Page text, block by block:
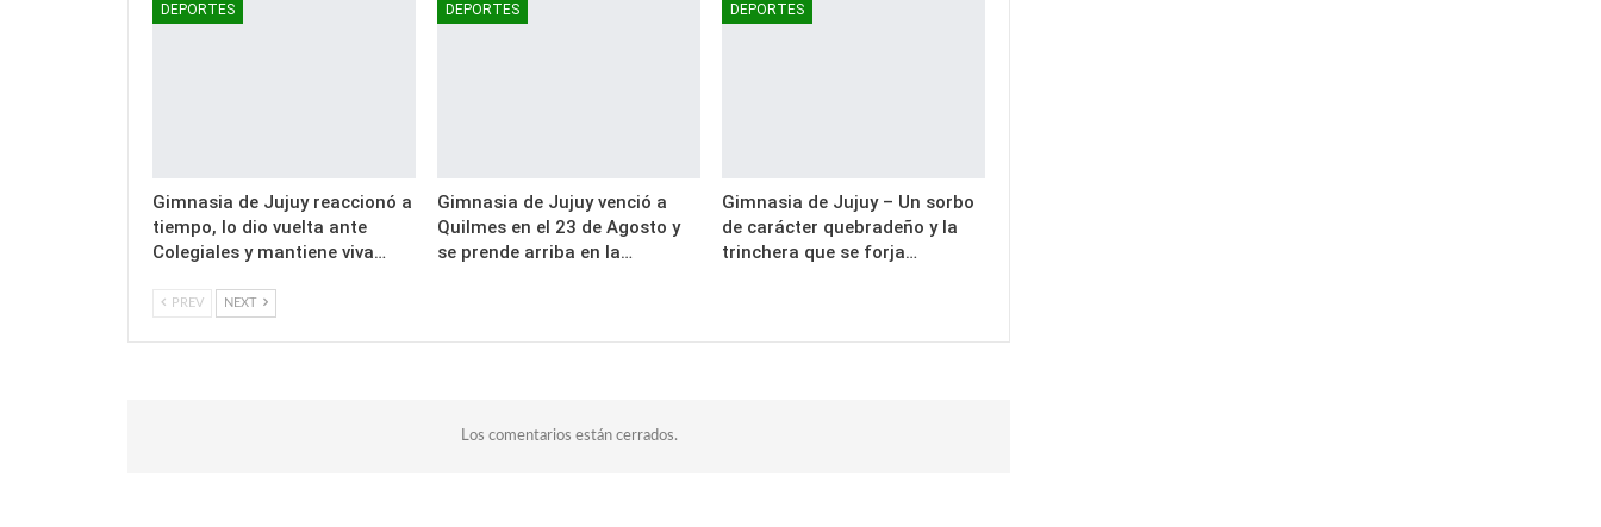
DEPORTES
Gimnasia de Jujuy reaccionó a
tiempo, lo dio vuelta ante
Colegiales y mantiene viva…
DEPORTES
Gimnasia de Jujuy venció a
Quilmes en el 23 de Agosto y
se prende arriba en la…
DEPORTES
Gimnasia de Jujuy – Un sorbo
de carácter quebradeño y la
trinchera que se forja…
PREV NEXT
Los comentarios están cerrados.